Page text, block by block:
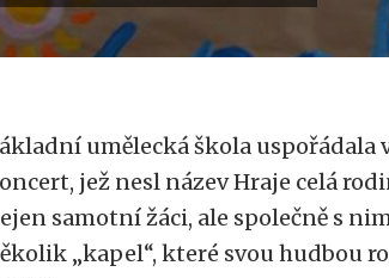
umělecká škola uspořádala
jež nesl název Hraje celá
samotní žáci, ale společně s
„kapel“, které svou hudbou